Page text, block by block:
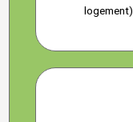
logement)